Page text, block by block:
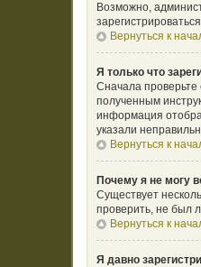
Возможно,
Вернуться к
Я только что
Сначала проверьте
полученным
информация
указали
Вернуться к
Почему я не могу
Существует
проверить, не был
Вернуться к
Я давно